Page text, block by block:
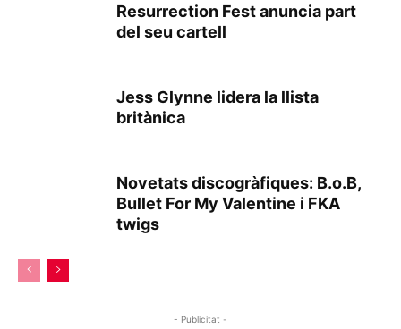
Resurrection Fest anuncia part
del seu cartell
Jess Glynne lidera la llista
britànica
Novetats discogràfiques: B.o.B,
Bullet For My Valentine i FKA
twigs
- Publicitat -